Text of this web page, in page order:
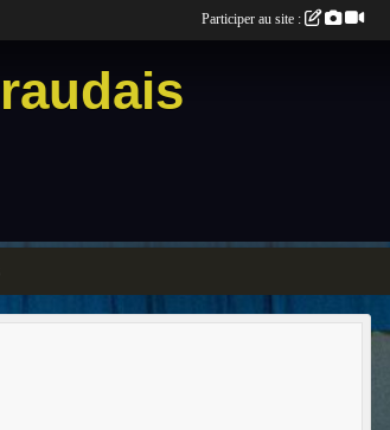
Participer au site :